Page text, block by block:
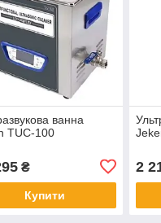
ванна
TUC-100
₴
Купити
2